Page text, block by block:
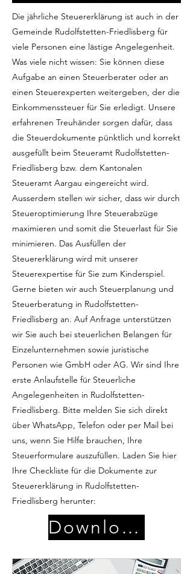
Die jährliche Steuererklärung ist auch in der
Gemeinde Rudolfstetten-Friedlisberg für
viele Personen eine lästige Angelegenheit.
Was viele nicht wissen: Sie können diese
Aufgabe an einen Steuerberater oder an
einen Steuerexperten weitergeben, der die
Einkommenssteuer für Sie erledigt. Unsere
erfahrenen Treuhänder sorgen dafür, dass
die Steuerdokumente pünktlich und korrekt
ausgefüllt beim Steueramt Rudolfstetten-
Friedlisberg bzw. dem Kantonalen
Steueramt Aargau eingereicht wird.
Ausserdem stellen wir sicher, dass wir durch
Steueroptimierung Ihre Steuerabzüge
maximieren und somit die Steuerlast für Sie
minimieren. Das Ausfüllen der
Steuererklärung wird mit unserer
Steuerexpertise für Sie zum Kinderspiel.
Gerne bieten wir auch Steuerplanung und
Steuerberatung in Rudolfstetten-
Friedlisberg an. Auf Anfrage unterstützen
wir Sie auch bei steuerlichen Belangen für
Einzelunternehmen sowie juristische
Personen wie GmbH oder AG. Wir sind Ihre
erste Anlaufstelle für Steuerliche
Angelegenheiten in Rudolfstetten-
Friedlisberg. Bitte melden Sie sich direkt
über WhatsApp, Telefon oder per Mail bei
uns, wenn Sie Hilfe brauchen, Ihre
Steuerformulare auszufüllen. Laden Sie hier
Ihre Checkliste für die Dokumente zur
Steuererklärung in Rudolfstetten-
Friedlisberg herunter:
Download